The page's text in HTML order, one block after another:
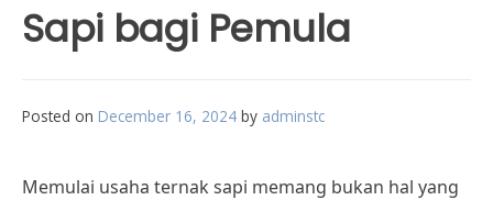
Sapi bagi Pemula
Posted on December 16, 2024 by adminstc
Memulai usaha ternak sapi memang bukan hal yang